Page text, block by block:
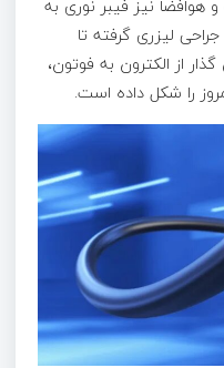
نیز فیبر نوری به
لیزری گرفته تا
از الکترون به فوتون،
را شکل داده است.